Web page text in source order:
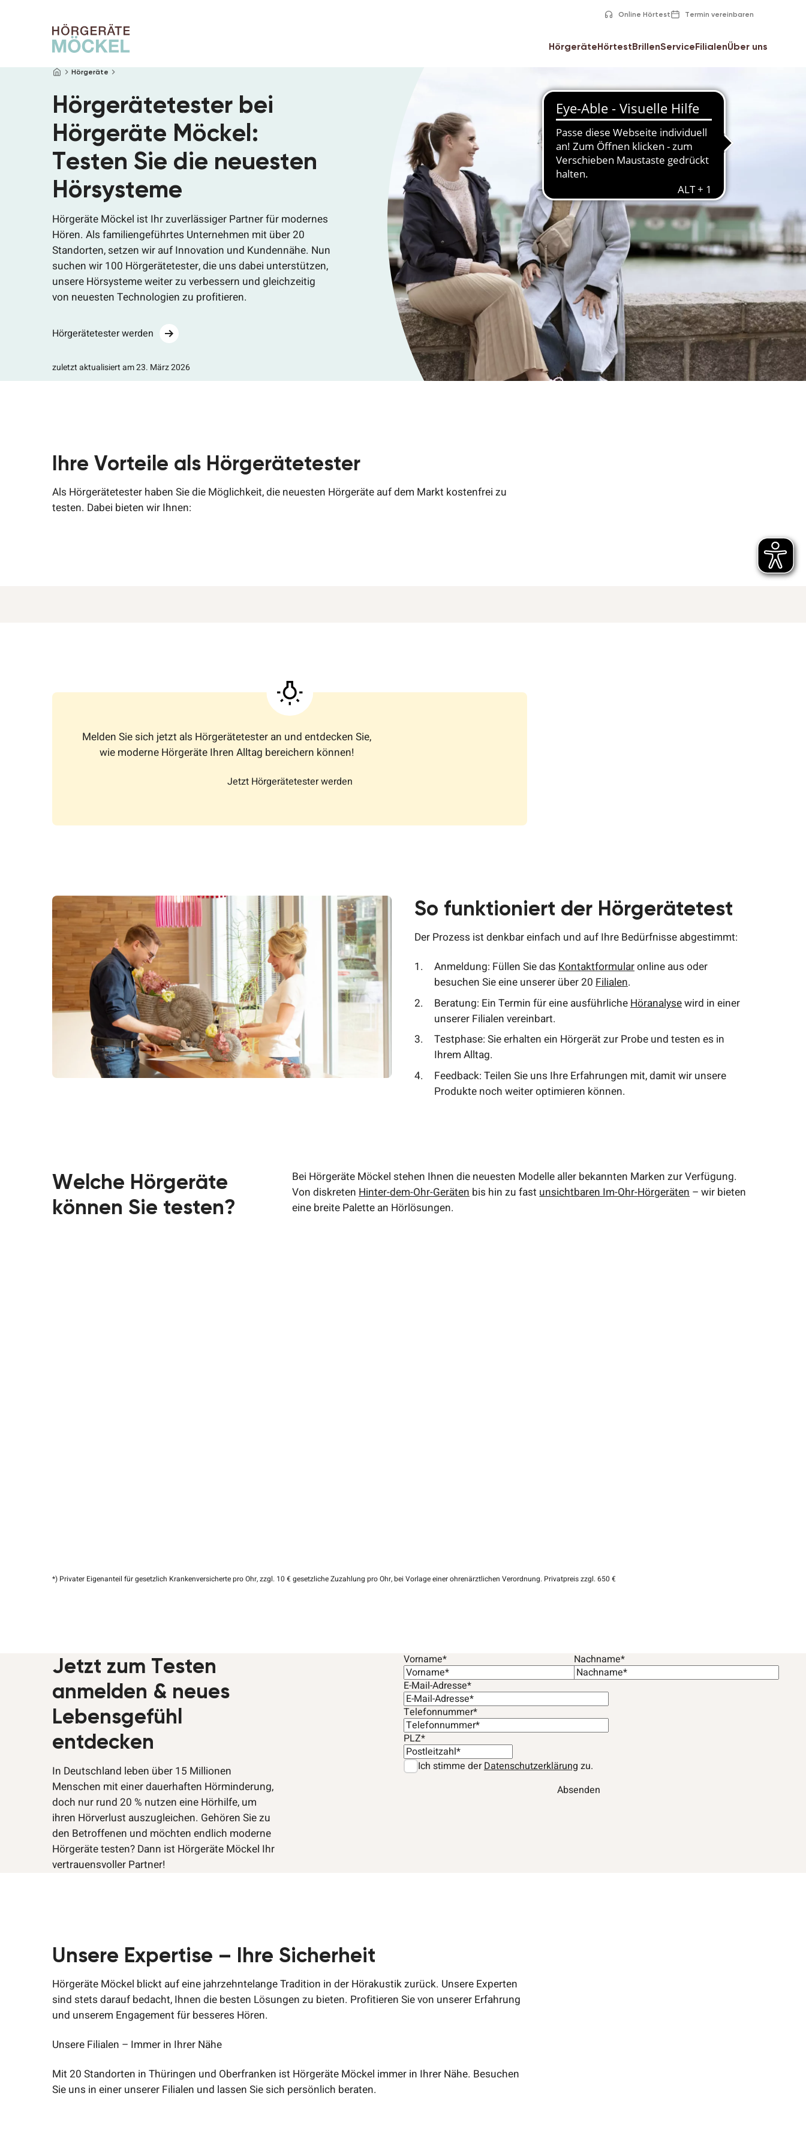
Online Hörtest Termin vereinbaren
Hörgeräte
Hörgeräte-Hersteller
Phonak Hörgeräte
Signia Hörgeräte
Oticon Hörgeräte
Hörgeräte kaufen
Arten von Hörgeräten
Hörgeräte-Zubehör & Gehörschutz
Hörgeräte Testsieger
Hörgerätetester werden
Hörtest
Online-Hörtest
Hörtest für Kinder
Brauche ich ein Hörgerät?
Hörsturz erkennen
BrillenService
Hörgerät Versicherung
Hörgerät Finanzierung
Mobiler Hörakustiker
Pädakustik
Cochlea Implantate
FilialenÜber uns
Hörgeräte
Brillen
Service
Über uns
Online Hörtest
Termin vereinbaren
Startseite
Hörgeräte
Hörgerätetester bei
Hörgeräte Möckel:
Testen Sie die neuesten
Hörsysteme
Hörgeräte Möckel ist Ihr zuverlässiger Partner für modernes
Hören. Als familiengeführtes Unternehmen mit über 20
Standorten, setzen wir auf Innovation und Kundennähe. Nun
suchen wir 100 Hörgerätetester, die uns dabei unterstützen,
unsere Hörsysteme weiter zu verbessern und gleichzeitig
von neuesten Technologien zu profitieren.
Hörgerätetester werden
zuletzt aktualisiert am 23. März 2026
Ihre Vorteile als Hörgerätetester
Als Hörgerätetester haben Sie die Möglichkeit, die neuesten Hörgeräte auf dem Markt kostenfrei zu
testen. Dabei bieten wir Ihnen:
Melden Sie sich jetzt als Hörgerätetester an und entdecken Sie,
wie moderne Hörgeräte Ihren Alltag bereichern können!
Jetzt Hörgerätetester werden
So funktioniert der Hörgerätetest
Der Prozess ist denkbar einfach und auf Ihre Bedürfnisse abgestimmt:
Anmeldung: Füllen Sie das Kontaktformularonline aus oder
besuchen Sie eine unserer über 20 Filialen.
Beratung: Ein Termin für eine ausführliche Höranalysewird in einer
unserer Filialen vereinbart.
Testphase: Sie erhalten ein Hörgerät zur Probe und testen es in
Ihrem Alltag.
Feedback: Teilen Sie uns Ihre Erfahrungen mit, damit wir unsere
Produkte noch weiter optimieren können.
Welche Hörgeräte
können Sie testen?
Bei Hörgeräte Möckel stehen Ihnen die neuesten Modelle aller bekannten Marken zur Verfügung.
Von diskretenHinter-dem-Ohr-Gerätenbis hin zu fastunsichtbaren Im-Ohr-Hörgeräten– wir bieten
eine breite Palette an Hörlösungen.
*) Privater Eigenanteil für gesetzlich Krankenversicherte pro Ohr, zzgl. 10 € gesetzliche Zuzahlung pro Ohr, bei Vorlage einer ohrenärztlichen Verordnung. Privatpreis zzgl. 650 €
Jetzt zum Testen
anmelden & neues
Lebensgefühl
entdecken
In Deutschland leben über 15 Millionen
Menschen mit einer dauerhaften Hörminderung,
doch nur rund 20 % nutzen eine Hörhilfe, um
ihren Hörverlust auszugleichen. Gehören Sie zu
den Betroffenen und möchten endlich moderne
Hörgeräte testen? Dann ist Hörgeräte Möckel Ihr
vertrauensvoller Partner!
Vorname*
Nachname*
E-Mail-Adresse*
Telefonnummer*
PLZ*
Ich stimme derDatenschutzerklärung zu.
Absenden
Unsere Expertise – Ihre Sicherheit
Hörgeräte Möckel blickt auf eine jahrzehntelange Tradition in der Hörakustik zurück. Unsere Experten
sind stets darauf bedacht, Ihnen die besten Lösungen zu bieten. Profitieren Sie von unserer Erfahrung
und unserem Engagement für besseres Hören.
Unsere Filialen – Immer in Ihrer Nähe
Mit 20 Standorten in Thüringen und Oberfranken ist Hörgeräte Möckel immer in Ihrer Nähe. Besuchen
Sie uns in einer unserer Filialen und lassen Sie sich persönlich beraten.